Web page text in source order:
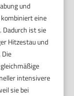
und
kombiniert eine
Dadurch ist sie
Hitzestau und
intensivere
sie bei